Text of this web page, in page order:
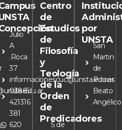
Julio
A
.Roca
37
informacionescuc@unsta.edu.ar
03865
421316
381
620
Centro
de
Estudios
de
Filosofía
y
Teología
de la
Orden
de
Predicadores
5 de
por
UNSTA
San
Martin
de
Porres
Beato
Angélico